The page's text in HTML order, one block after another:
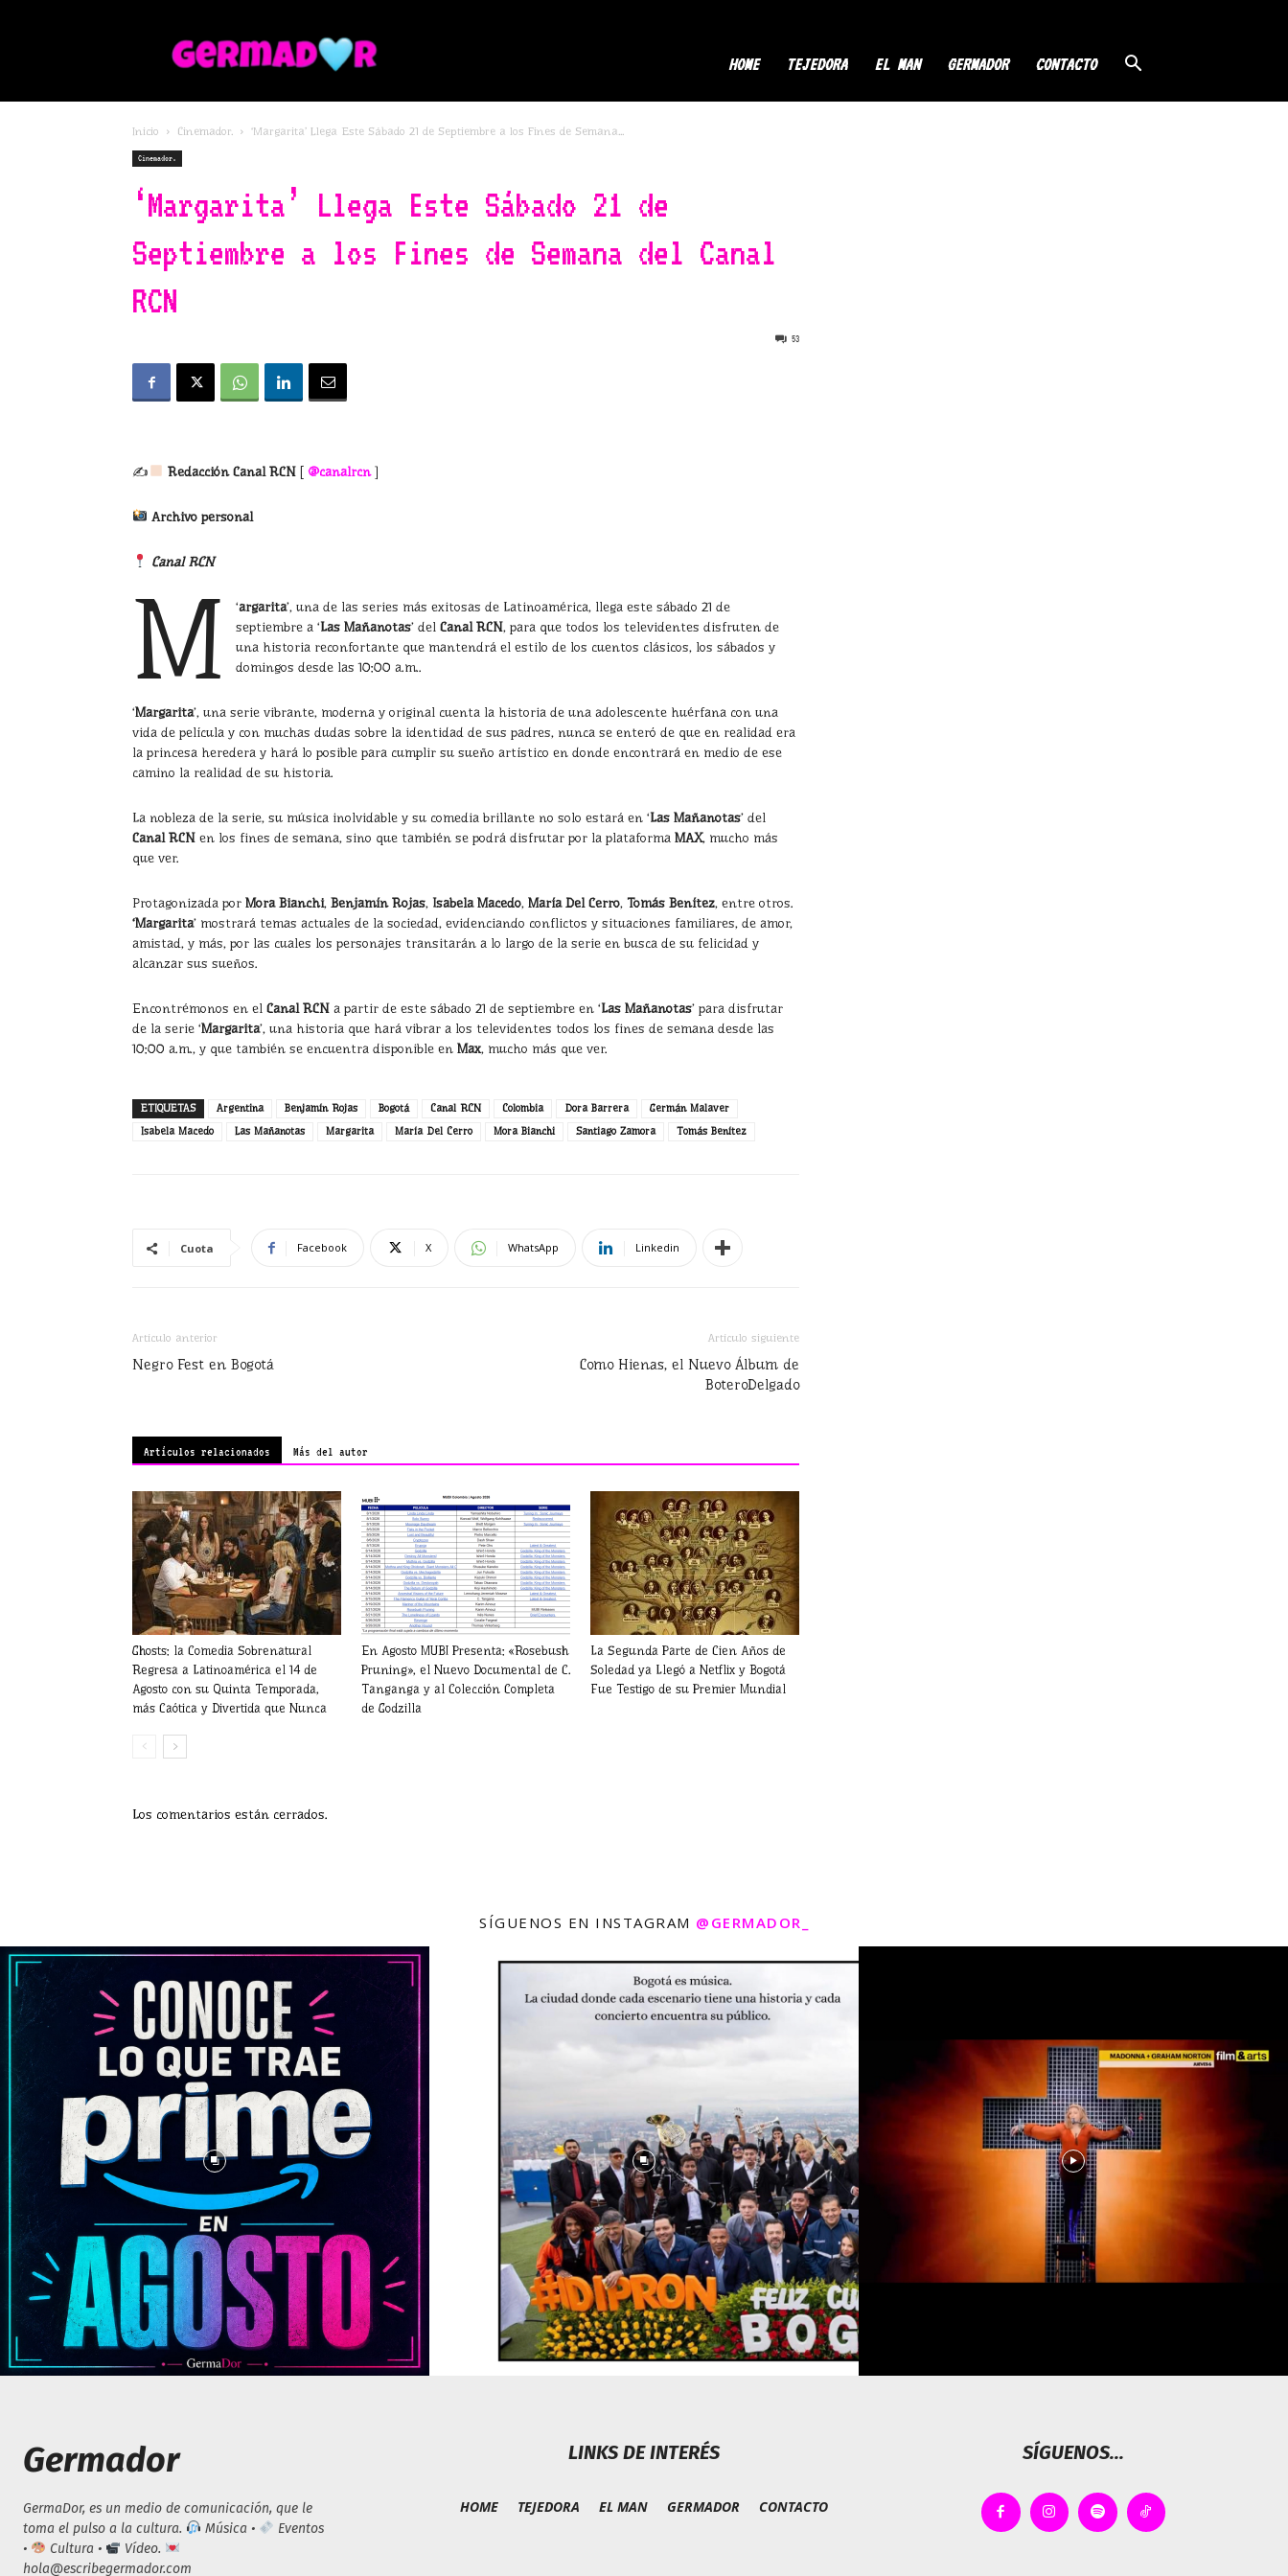
HOME TEJEDORA EL MAN GERMADOR CONTACTO
Inicio Cinemador. ‘Margarita’ Llega Este Sábado 21 de Septiembre a los Fines de Semana...
Cinemador.
‘Margarita’ Llega Este Sábado 21 de
Septiembre a los Fines de Semana del Canal
RCN
53
✍ Redacción Canal RCN[ @canalrcn]
Archivo personal
Canal RCN
‘
M argarita’, una de las series más exitosas de Latinoamérica, llega este sábado 21 de
septiembre a ‘Las Mañanotas’ del Canal RCN, para que todos los televidentes disfruten de
una historia reconfortante que mantendrá el estilo de los cuentos clásicos, los sábados y
domingos desde las 10:00 a.m..
‘Margarita’, una serie vibrante, moderna y original cuenta la historia de una adolescente huérfana con una
vida de película y con muchas dudas sobre la identidad de sus padres, nunca se enteró de que en realidad era
la princesa heredera y hará lo posible para cumplir su sueño artístico en donde encontrará en medio de ese
camino la realidad de su historia.
La nobleza de la serie, su música inolvidable y su comedia brillante no solo estará en ‘Las Mañanotas’ del
Canal RCN en los fines de semana, sino que también se podrá disfrutar por la plataforma MAX, mucho más
que ver.
Protagonizada por Mora Bianchi, Benjamín Rojas, Isabela Macedo, María Del Cerro, Tomás Benítez, entre otros.
‘Margarita’ mostrará temas actuales de la sociedad, evidenciando conflictos y situaciones familiares, de amor,
amistad, y más, por las cuales los personajes transitarán a lo largo de la serie en busca de su felicidad y
alcanzar sus sueños.
Encontrémonos en el Canal RCN a partir de este sábado 21 de septiembre en ‘Las Mañanotas’ para disfrutar
de la serie ‘Margarita’, una historia que hará vibrar a los televidentes todos los fines de semana desde las
10:00 a.m., y que también se encuentra disponible en Max, mucho más que ver.
ETIQUETAS Argentina Benjamín Rojas Bogotá Canal RCN Colombia Dora Barrera
Germán Malaver
Isabela Macedo
Las Mañanotas Margarita María Del Cerro Mora Bianchi Santiago Zamora Tomás Benítez
Cuota Facebook X WhatsApp Linkedin
Artículo anterior
Negro Fest en Bogotá
Artículo siguiente
Como Hienas, el Nuevo Álbum de
BoteroDelgado
Artículos relacionados Más del autor
Ghosts: la Comedia Sobrenatural
Regresa a Latinoamérica el 14 de
Agosto con su Quinta Temporada,
más Caótica y Divertida que Nunca
En Agosto MUBI Presenta: «Rosebush
Pruning», el Nuevo Documental de C.
Tanganga y al Colección Completa
de Godzilla
La Segunda Parte de Cien Años de
Soledad ya Llegó a Netflix y Bogotá
Fue Testigo de su Premier Mundial
Los comentarios están cerrados.
SÍGUENOS EN INSTAGRAM @GERMADOR_
Germador
GermaDor, es un medio de comunicación, que le
toma el pulso a la cultura.
Música •
Eventos
•
Cultura •
Vídeo.
hola@escribegermador.com
LINKS DE INTERÉS
HOME TEJEDORA EL MAN GERMADOR CONTACTO
SÍGUENOS...